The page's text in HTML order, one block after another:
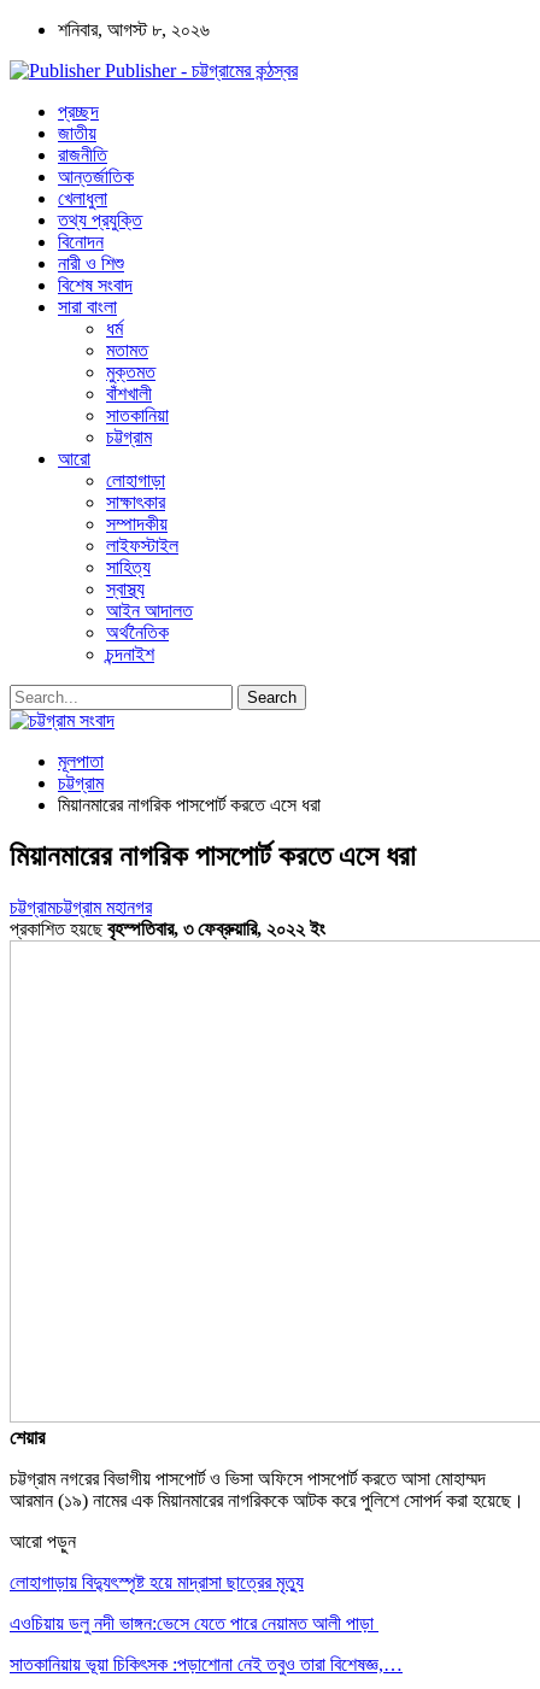
শনিবার, আগস্ট ৮, ২০২৬
Publisher - চট্টগ্রামের কন্ঠস্বর
প্রচ্ছদ
জাতীয়
রাজনীতি
আন্তর্জাতিক
খেলাধুলা
তথ্য প্রযুক্তি
বিনোদন
নারী ও শিশু
বিশেষ সংবাদ
সারা বাংলা
ধর্ম
মতামত
মুক্তমত
বাঁশখালী
সাতকানিয়া
চট্টগ্রাম
আরো
লোহাগাড়া
সাক্ষাৎকার
সম্পাদকীয়
লাইফস্টাইল
সাহিত্য
স্বাস্থ্য
আইন আদালত
অর্থনৈতিক
চন্দনাইশ
মূলপাতা
চট্টগ্রাম
মিয়ানমারের নাগরিক পাসপোর্ট করতে এসে ধরা
মিয়ানমারের নাগরিক পাসপোর্ট করতে এসে ধরা
চট্টগ্রামচট্টগ্রাম মহানগর
প্রকাশিত হয়ছেবৃহস্পতিবার, ৩ ফেব্রুয়ারি, ২০২২ ইং
শেয়ার
চট্টগ্রাম নগরের বিভাগীয় পাসপোর্ট ও ভিসা অফিসে পাসপোর্ট করতে আসা মোহাম্মদ
আরমান (১৯) নামের এক মিয়ানমারের নাগরিককে আটক করে পুলিশে সোপর্দ করা হয়েছে।
আরো পড়ুন
লোহাগাড়ায় বিদ্যুৎস্পৃষ্ট হয়ে মাদ্রাসা ছাত্রের মৃত্যু
এওচিয়ায় ডলু নদী ভাঙ্গন:ভেসে যেতে পারে নেয়ামত আলী পাড়া
সাতকানিয়ায় ভূয়া চিকিৎসক :পড়াশোনা নেই তবুও তারা বিশেষজ্ঞ,…